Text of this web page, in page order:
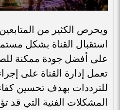
ويحرص الكثير من
استقبال القناة بشكل
على أفضل جودة ممكنة
تعمل إدارة القناة على
للترددات بهدف تحسين
المشكلات الفنية التي قد